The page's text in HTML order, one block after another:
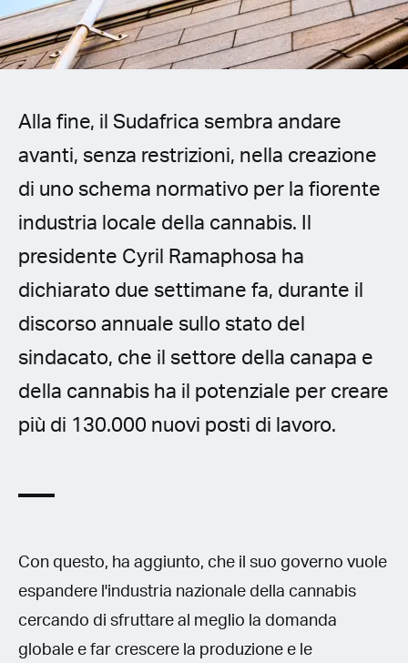
French
Czech
Polish
Alla fine, il Sudafrica sembra andare
avanti, senza restrizioni, nella creazione
di uno schema normativo per la fiorente
industria locale della cannabis. Il
presidente Cyril Ramaphosa ha
dichiarato due settimane fa, durante il
discorso annuale sullo stato del
sindacato, che il settore della canapa e
della cannabis ha il potenziale per creare
più di 130.000 nuovi posti di lavoro.
Con questo, ha aggiunto, che il suo governo vuole
espandere l'industria nazionale della cannabis
cercando di sfruttare al meglio la domanda
globale e far crescere la produzione e le